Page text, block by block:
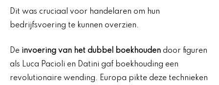
Dit was cruciaal voor handelaren om hun
bedrijfsvoering te kunnen overzien.
De invoering van het dubbel boekhouden door figuren
als Luca Pacioli en Datini gaf boekhouding een
revolutionaire wending. Europa pikte deze technieken